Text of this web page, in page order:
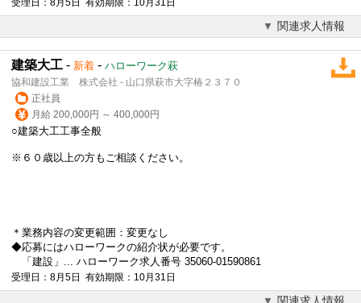
受理日：8月5日 有効期限：10月31日
関連求人情報
建築大工 - 新着 - ハローワーク萩
協和建設工業 株式会社 - 山口県萩市大字椿２３７０
正社員
月給 200,000円 ～ 400,000円
○建築大工工事全般
※６０歳以上の方もご相談ください。
＊業務内容の変更範囲：変更なし
◆応募にはハローワークの紹介状が必要です。
「建設」... ハローワーク求人番号 35060-01590861
受理日：8月5日 有効期限：10月31日